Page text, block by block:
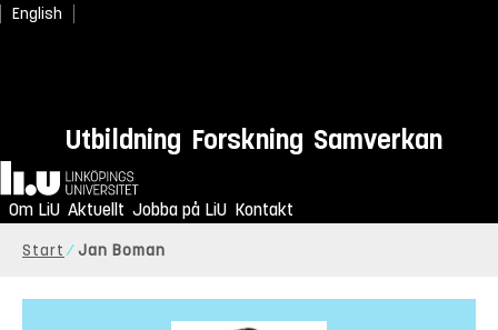
English
Utbildning Forskning Samverkan
Hem
Om LiU Aktuellt Jobba på LiU Kontakt
Start Jan Boman